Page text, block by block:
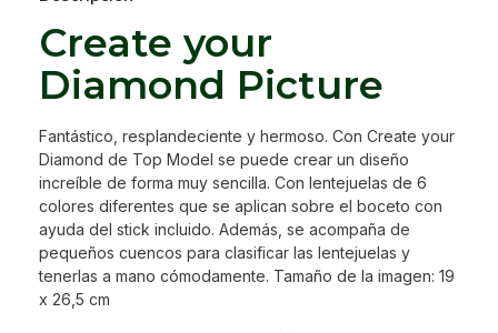
Create your
Diamond Picture
Fantástico, resplandeciente y hermoso. Con Create your
Diamond de Top Model se puede crear un diseño
increíble de forma muy sencilla. Con lentejuelas de 6
colores diferentes que se aplican sobre el boceto con
ayuda del stick incluido. Además, se acompaña de
pequeños cuencos para clasificar las lentejuelas y
tenerlas a mano cómodamente. Tamaño de la imagen: 19
x 26,5 cm